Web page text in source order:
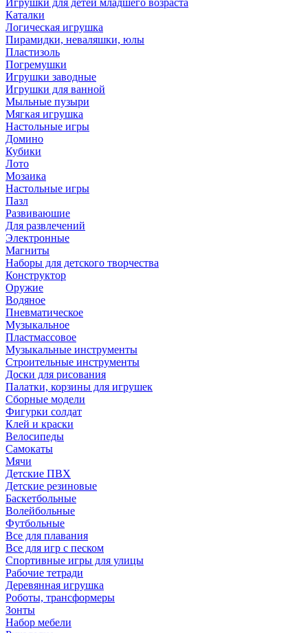
Игрушки для детей младшего возраста
Каталки
Логическая игрушка
Пирамидки, неваляшки, юлы
Пластизоль
Погремушки
Игрушки заводные
Игрушки для ванной
Мыльные пузыри
Мягкая игрушка
Настольные игры
Домино
Кубики
Лото
Мозаика
Настольные игры
Пазл
Развиваюшие
Для развлечений
Электронные
Магниты
Наборы для детского творчества
Конструктор
Оружие
Водяное
Пневматическое
Музыкальное
Пластмассовое
Музыкальные инструменты
Строительные инструменты
Доски для рисования
Палатки, корзины для игрушек
Сборные модели
Фигурки солдат
Клей и краски
Велосипеды
Самокаты
Мячи
Детские ПВХ
Детские резиновые
Баскетбольные
Волейбольные
Футбольные
Все для плавания
Все для игр с песком
Спортивные игры для улицы
Рабочие тетради
Деревянная игрушка
Роботы, трансформеры
Зонты
Набор мебели